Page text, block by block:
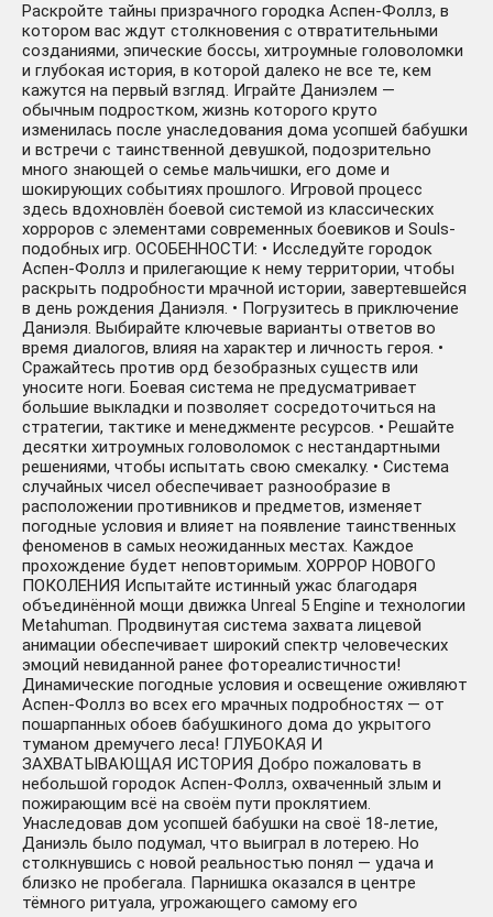
Раскройте тайны призрачного городка Аспен-Фоллз, в
котором вас ждут столкновения с отвратительными
созданиями, эпические боссы, хитроумные головоломки
и глубокая история, в которой далеко не все те, кем
кажутся на первый взгляд. Играйте Даниэлем —
обычным подростком, жизнь которого круто
изменилась после унаследования дома усопшей бабушки
и встречи с таинственной девушкой, подозрительно
много знающей о семье мальчишки, его доме и
шокирующих событиях прошлого. Игровой процесс
здесь вдохновлён боевой системой из классических
хорроров с элементами современных боевиков и Souls-
подобных игр. ОСОБЕННОСТИ: • Исследуйте городок
Аспен-Фоллз и прилегающие к нему территории, чтобы
раскрыть подробности мрачной истории, завертевшейся
в день рождения Даниэля. • Погрузитесь в приключение
Даниэля. Выбирайте ключевые варианты ответов во
время диалогов, влияя на характер и личность героя. •
Сражайтесь против орд безобразных существ или
уносите ноги. Боевая система не предусматривает
большие выкладки и позволяет сосредоточиться на
стратегии, тактике и менеджменте ресурсов. • Решайте
десятки хитроумных головоломок с нестандартными
решениями, чтобы испытать свою смекалку. • Система
случайных чисел обеспечивает разнообразие в
расположении противников и предметов, изменяет
погодные условия и влияет на появление таинственных
феноменов в самых неожиданных местах. Каждое
прохождение будет неповторимым. ХОРРОР НОВОГО
ПОКОЛЕНИЯ Испытайте истинный ужас благодаря
объединённой мощи движка Unreal 5 Engine и технологии
Metahuman. Продвинутая система захвата лицевой
анимации обеспечивает широкий спектр человеческих
эмоций невиданной ранее фотореалистичности!
Динамические погодные условия и освещение оживляют
Аспен-Фоллз во всех его мрачных подробностях — от
пошарпанных обоев бабушкиного дома до укрытого
туманом дремучего леса! ГЛУБОКАЯ И
ЗАХВАТЫВАЮЩАЯ ИСТОРИЯ Добро пожаловать в
небольшой городок Аспен-Фоллз, охваченный злым и
пожирающим всё на своём пути проклятием.
Унаследовав дом усопшей бабушки на своё 18-летие,
Даниэль было подумал, что выиграл в лотерею. Но
столкнувшись с новой реальностью понял — удача и
близко не пробегала. Парнишка оказался в центре
тёмного ритуала, угрожающего самому его